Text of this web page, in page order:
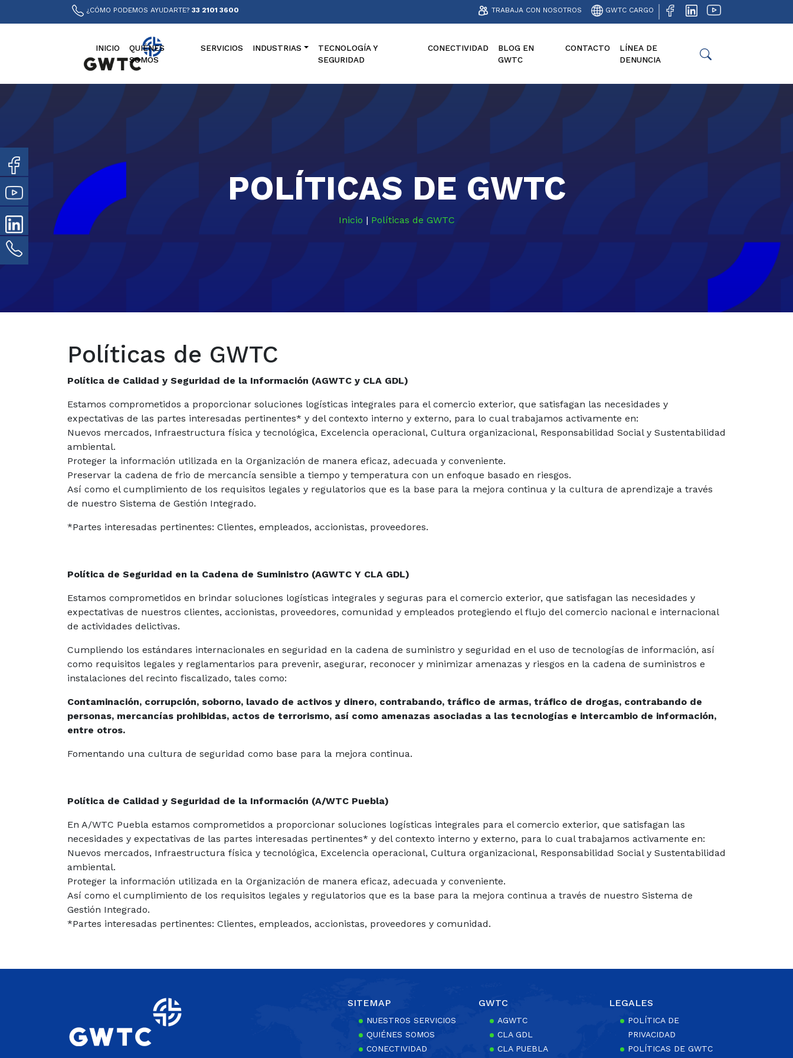
¿CÓMO PODEMOS AYUDARTE? 33 2101 3600 TRABAJA CON NOSOTROS GWTC CARGO
INICIO
QUIÉNES
SOMOS
SERVICIOS INDUSTRIAS
TECNOLOGÍA Y
SEGURIDAD
CONECTIVIDAD
BLOG EN
GWTC
CONTACTO
LÍNEA DE
DENUNCIA
POLÍTICAS DE GWTC
Inicio | Políticas de GWTC
Políticas de GWTC
Política de Calidad y Seguridad de la Información (AGWTC y CLA GDL)
Estamos comprometidos a proporcionar soluciones logísticas integrales para el comercio exterior, que satisfagan las necesidades y
expectativas de las partes interesadas pertinentes* y del contexto interno y externo, para lo cual trabajamos activamente en:
Nuevos mercados, Infraestructura física y tecnológica, Excelencia operacional, Cultura organizacional, Responsabilidad Social y Sustentabilidad
ambiental.
Proteger la información utilizada en la Organización de manera eficaz, adecuada y conveniente.
Preservar la cadena de frio de mercancía sensible a tiempo y temperatura con un enfoque basado en riesgos.
Así como el cumplimiento de los requisitos legales y regulatorios que es la base para la mejora continua y la cultura de aprendizaje a través
de nuestro Sistema de Gestión Integrado.
*Partes interesadas pertinentes: Clientes, empleados, accionistas, proveedores.
Política de Seguridad en la Cadena de Suministro (AGWTC Y CLA GDL)
Estamos comprometidos en brindar soluciones logísticas integrales y seguras para el comercio exterior, que satisfagan las necesidades y
expectativas de nuestros clientes, accionistas, proveedores, comunidad y empleados protegiendo el flujo del comercio nacional e internacional
de actividades delictivas.
Cumpliendo los estándares internacionales en seguridad en la cadena de suministro y seguridad en el uso de tecnologías de información, así
como requisitos legales y reglamentarios para prevenir, asegurar, reconocer y minimizar amenazas y riesgos en la cadena de suministros e
instalaciones del recinto fiscalizado, tales como:
Contaminación, corrupción, soborno, lavado de activos y dinero, contrabando, tráfico de armas, tráfico de drogas, contrabando de
personas, mercancías prohibidas, actos de terrorismo, así como amenazas asociadas a las tecnologías e intercambio de información,
entre otros.
Fomentando una cultura de seguridad como base para la mejora continua.
Política de Calidad y Seguridad de la Información (A/WTC Puebla)
En A/WTC Puebla estamos comprometidos a proporcionar soluciones logísticas integrales para el comercio exterior, que satisfagan las
necesidades y expectativas de las partes interesadas pertinentes* y del contexto interno y externo, para lo cual trabajamos activamente en:
Nuevos mercados, Infraestructura física y tecnológica, Excelencia operacional, Cultura organizacional, Responsabilidad Social y Sustentabilidad
ambiental.
Proteger la información utilizada en la Organización de manera eficaz, adecuada y conveniente.
Así como el cumplimiento de los requisitos legales y regulatorios que es la base para la mejora continua a través de nuestro Sistema de
Gestión Integrado.
*Partes interesadas pertinentes: Clientes, empleados, accionistas, proveedores y comunidad.
SITEMAP
NUESTROS SERVICIOS
QUIÉNES SOMOS
CONECTIVIDAD
GWTC
AGWTC
CLA GDL
CLA PUEBLA
LEGALES
POLÍTICA DE
PRIVACIDAD
POLÍTICAS DE GWTC